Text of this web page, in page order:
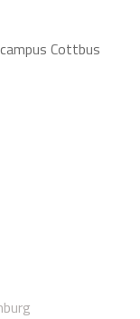
Cottbus